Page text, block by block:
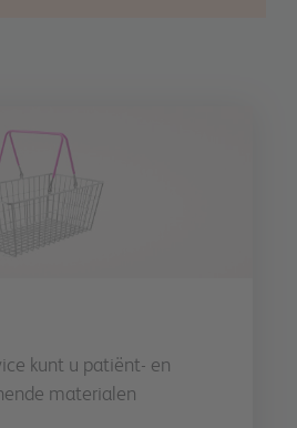
kunt u patiënt- en
materialen